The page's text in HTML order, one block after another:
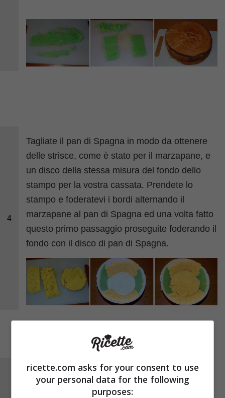
4
Tagliate il pan di Spagna in modo da ottenere
delle strisce, come è stato per il marzapane, e
un disco della stessa misura del fondo dello
stampo per la vostra cassata. Prendete lo
stampo e foderatevi i bordi alternando il
marzapane al pan di Spagna ed una volta fatto
questo primo passaggio proseguite foderando il
fondo con il disco di pan di Spagna.
Continuate sovrapponendo degli altri pezzi di
pan di Spagna al marzapane in modo da
ricette.com asks for your consent to use
your personal data for the following
purposes: